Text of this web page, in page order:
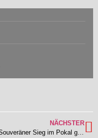
NÄCHSTER
Souveräner Sieg im Pokal gegen den FSV Groß-Zimmern – TSV Lengfeld gewinnt mit 0:2